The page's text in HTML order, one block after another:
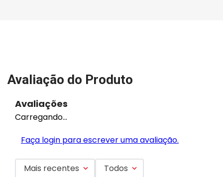
Avaliação do Produto
Avaliações
Carregando…
Faça login para escrever uma avaliação.
Mais recentes Todos